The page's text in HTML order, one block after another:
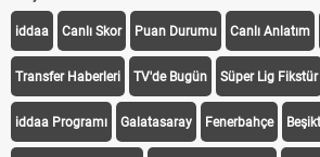
KEŞFET
iddaa Canlı Skor Puan Durumu Canlı Anlatım
Transfer Haberleri TV'de Bugün Süper Lig Fikstür